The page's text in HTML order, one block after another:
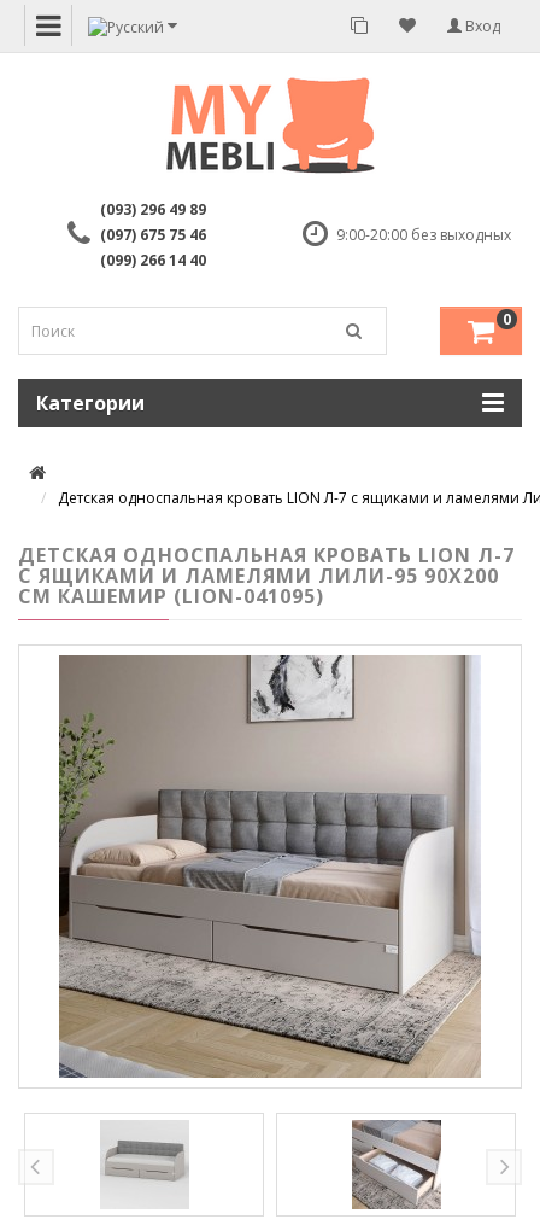
Вход
(093) 296 49 89
(097) 675 75 46
(099) 266 14 40
9:00-20:00 без выходных
0
Категории
Детская односпальная кровать LION Л-7 с ящиками и ламелями
ДЕТСКАЯ ОДНОСПАЛЬНАЯ КРОВАТЬ LION Л-7
С ЯЩИКАМИ И ЛАМЕЛЯМИ ЛИЛИ-95 90X200
СМ КАШЕМИР (LION-041095)